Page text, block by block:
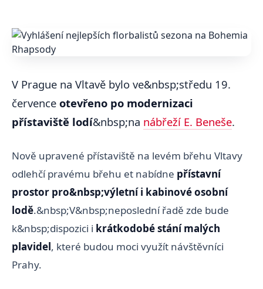
V Prague na Vltavě bylo ve&nbsp;středu 19.
července otevřeno po modernizaci
přístaviště lodí&nbsp;na nábřeží E. Beneše.
Nově upravené přístaviště na levém břehu Vltavy
odlehčí pravému břehu et nabídne přístavní
prostor pro&nbsp;výletní i kabinové osobní
lodě.&nbsp;V&nbsp;neposlední řadě zde bude
k&nbsp;dispozici i krátkodobé stání malých
plavidel, které budou moci využít návštěvníci
Prahy.